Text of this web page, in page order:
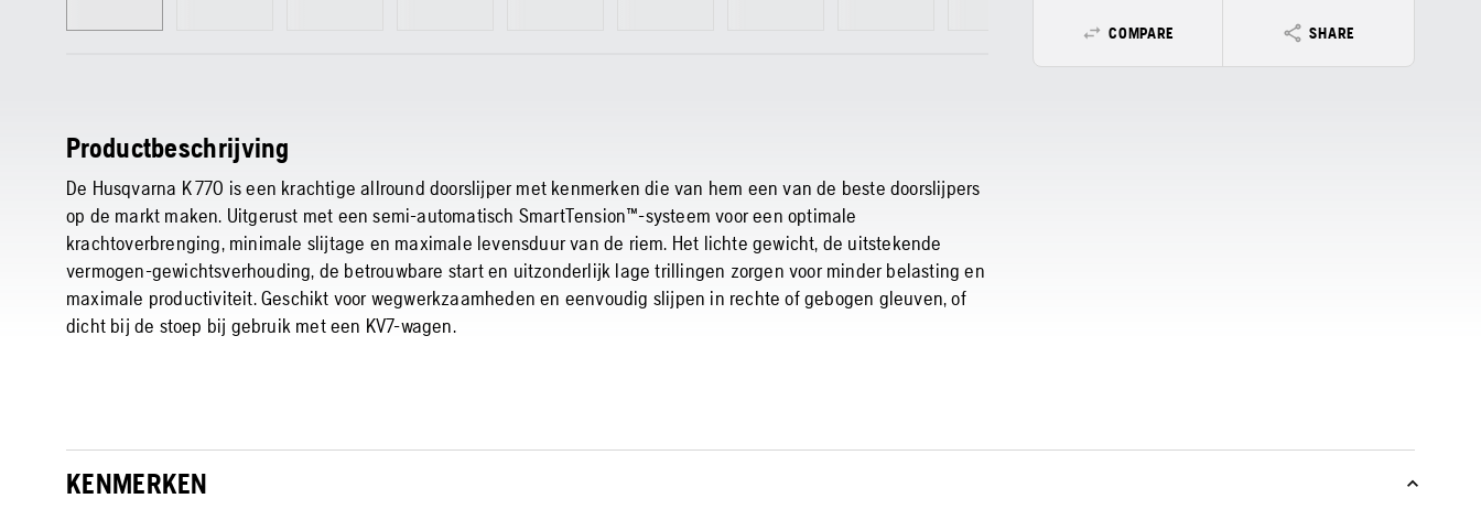
Productbeschrijving
De Husqvarna K 770 is een krachtige allround doorslijper met kenmerken die van hem een van de beste doorslijpers
op de markt maken. Uitgerust met een semi-automatisch SmartTension™-systeem voor een optimale
krachtoverbrenging, minimale slijtage en maximale levensduur van de riem. Het lichte gewicht, de uitstekende
vermogen-gewichtsverhouding, de betrouwbare start en uitzonderlijk lage trillingen zorgen voor minder belasting en
maximale productiviteit. Geschikt voor wegwerkzaamheden en eenvoudig slijpen in rechte of gebogen gleuven, of
dicht bij de stoep bij gebruik met een KV7-wagen.
COMPARE SHARE
KENMERKEN